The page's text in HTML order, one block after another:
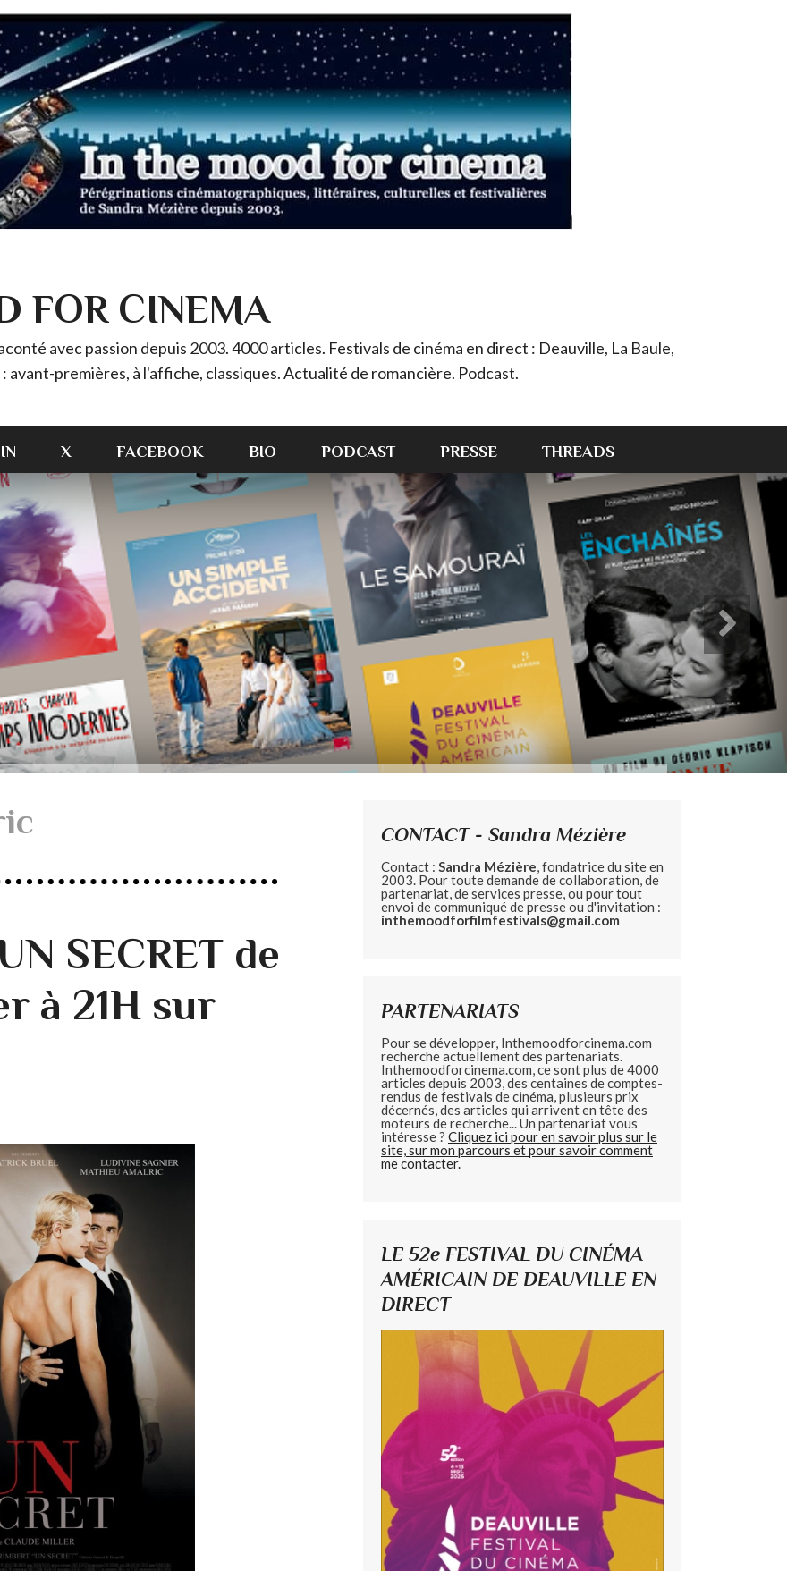
FOR CINEMA
avec passion depuis 2003. 4000 articles. Festivals de cinéma en direct : Deauville, La Baule,
avant-premières, à l'affiche, classiques. Actualité de romancière. Podcast.
X FACEBOOK BIO PODCAST PRESSE THREADS
SECRET de
à 21H sur
CONTACT - Sandra Mézière
Contact : Sandra Mézière, fondatrice du site en
2003. Pour toute demande de collaboration, de
partenariat, de services presse, ou pour tout
envoi de communiqué de presse ou d'invitation :
inthemoodforfilmfestivals@gmail.com
PARTENARIATS
Pour se développer, Inthemoodforcinema.com
recherche actuellement des partenariats.
Inthemoodforcinema.com, ce sont plus de 4000
articles depuis 2003, des centaines de comptes-
rendus de festivals de cinéma, plusieurs prix
décernés, des articles qui arrivent en tête des
moteurs de recherche... Un partenariat vous
intéresse ? Cliquez ici pour en savoir plus sur le
site, sur mon parcours et pour savoir comment
me contacter.
LE 52e FESTIVAL DU CINÉMA
AMÉRICAIN DE DEAUVILLE EN
DIRECT